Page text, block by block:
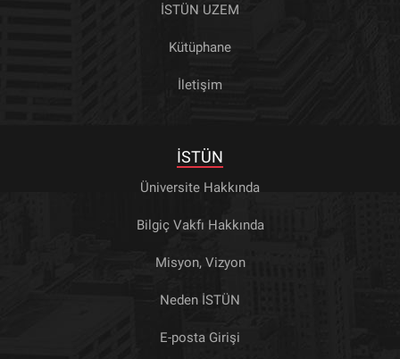
İSTÜN UZEM
Kütüphane
İletişim
İSTÜN
Üniversite Hakkında
Bilgiç Vakfı Hakkında
Misyon, Vizyon
Neden İSTÜN
E-posta Girişi